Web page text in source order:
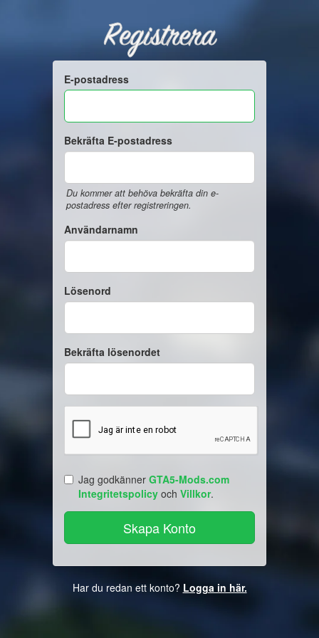
Registrera
E-postadress
Bekräfta E-postadress
Du kommer att behöva bekräfta din e-
postadress efter registreringen.
Användarnamn
Lösenord
Bekräfta lösenordet
Jag godkänner GTA5-Mods.com
Integritetspolicy och Villkor.
Har du redan ett konto? Logga in här.